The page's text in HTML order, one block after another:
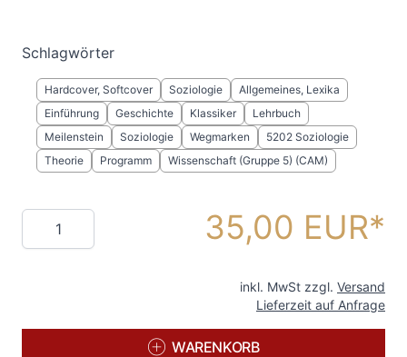
Schlagwörter
Hardcover, Softcover Soziologie
Allgemeines, Lexika
Einführung
Geschichte Klassiker
Lehrbuch
Meilenstein
Soziologie Wegmarken
5202 Soziologie
Theorie
Programm Wissenschaft (Gruppe 5) (CAM)
Menge 35,00 EUR
inkl. MwSt zzgl. Versand
Lieferzeit auf Anfrage
WARENKORB